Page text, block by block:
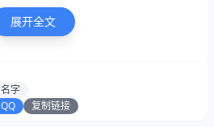
展开全文
名字
QQ 复制链接